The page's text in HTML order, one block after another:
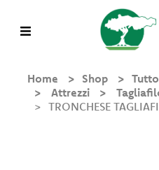
Home Shop
Attrezzi
TRONCHESE